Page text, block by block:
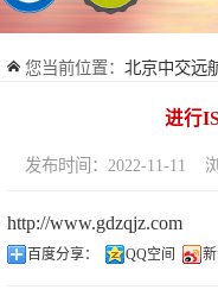
您当前位置： 北京中交远
进行
发布时间：2022-11-11
http://www.gdzqjz.com
百度分享： QQ空间